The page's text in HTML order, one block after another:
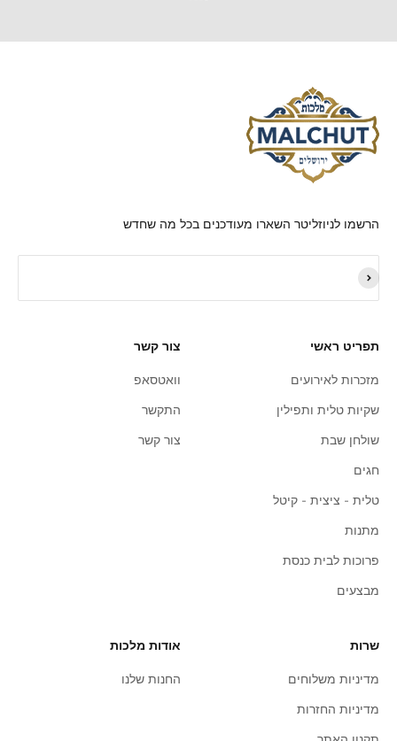
הרשמו לניוזליטר השארו מעודכנים בכל מה שחדש
תפריט ראשי
מזכרות לאירועים
שקיות טלית ותפילין
שולחן שבת
חגים
טלית - ציצית - קיטל
מתנות
פרוכות לבית כנסת
מבצעים
צור קשר
וואטסאפ
התקשר
צור קשר
שרות
מדיניות משלוחים
מדיניות החזרות
אודות מלכות
החנות שלנו